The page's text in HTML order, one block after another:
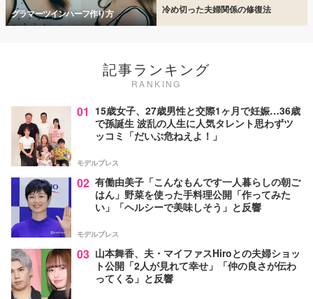
グラマーツインハーフ作り方 冷め切った夫婦関係の修復法
記事ランキング
RANKING
01 15歳女子、27歳男性と交際1ヶ月で妊娠…36歳
で孫誕生 波乱の人生に人気タレント思わずツ
ッコミ「だいぶ危ねえよ！」
モデルプレス
02 有働由美子「こんなもんです一人暮らしの朝ご
はん」野菜を使った手料理公開「作ってみた
い」「ヘルシーで美味しそう」と反響
モデルプレス
03 山本舞香、夫・マイファスHiroとの夫婦ショッ
ト公開「2人が見れて幸せ」「仲の良さが伝わ
ってくる」と反響